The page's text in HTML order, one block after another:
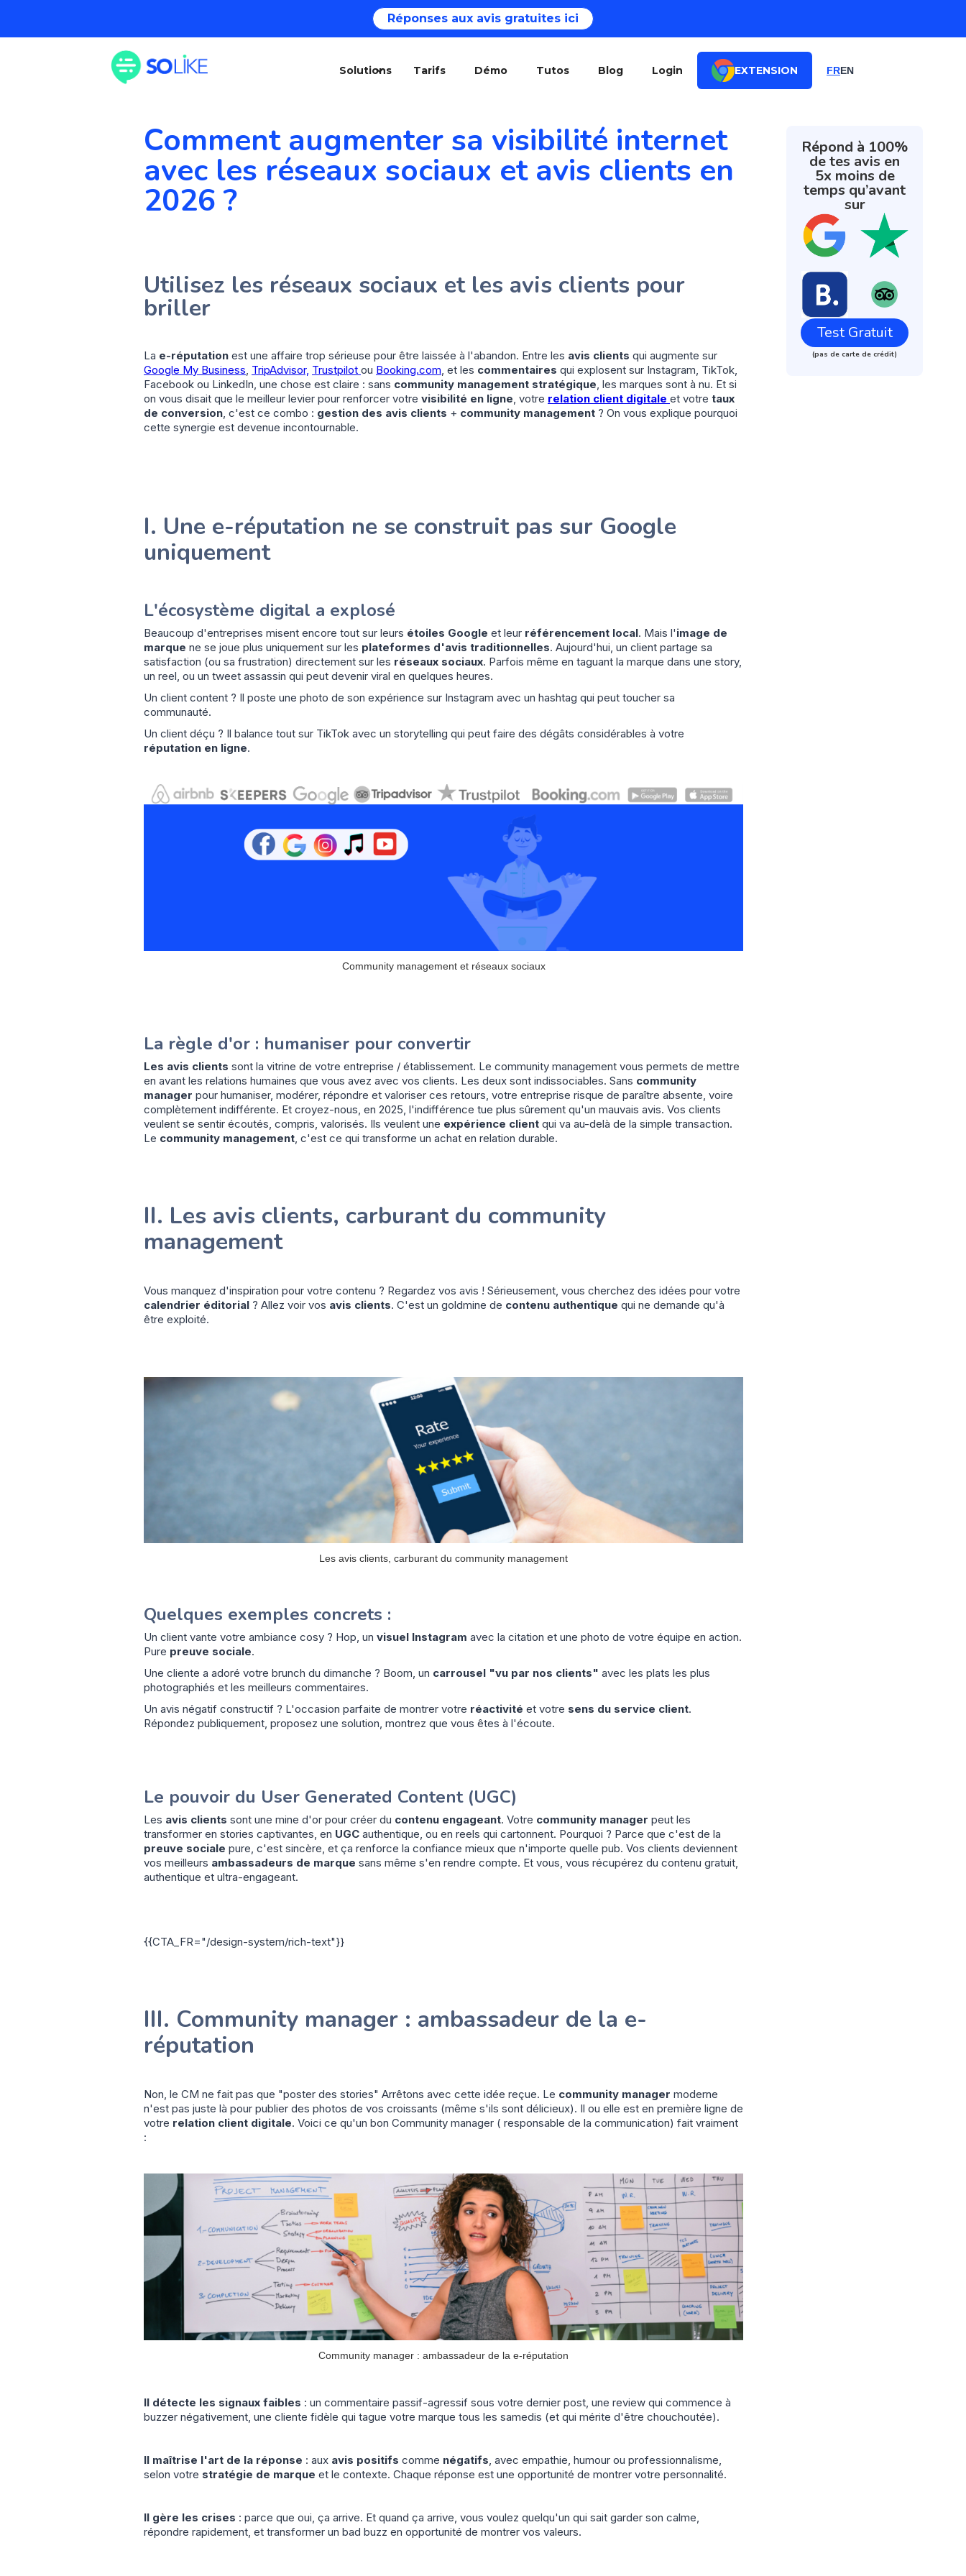
Réponses aux avis gratuites ici
Solutions Tarifs Démo Tutos Blog Login EXTENSION FREN
Comment augmenter sa visibilité internet
avec les réseaux sociaux et avis clients en
2026 ?
Utilisez les réseaux sociaux et les avis clients pour
briller
La e-réputation est une affaire trop sérieuse pour être laissée à l'abandon. Entre les avis clients qui augmente sur
Google My Business, TripAdvisor, Trustpilot ou Booking.com, et les commentaires qui explosent sur Instagram, TikTok,
Facebook ou LinkedIn, une chose est claire : sans community management stratégique, les marques sont à nu. Et si
on vous disait que le meilleur levier pour renforcer votre visibilité en ligne, votre relation client digitale et votre taux
de conversion, c'est ce combo : gestion des avis clients + community management ? On vous explique pourquoi
cette synergie est devenue incontournable.
I. Une e-réputation ne se construit pas sur Google
uniquement
L'écosystème digital a explosé
Beaucoup d'entreprises misent encore tout sur leurs étoiles Google et leur référencement local. Mais l'image de
marque ne se joue plus uniquement sur les plateformes d'avis traditionnelles. Aujourd'hui, un client partage sa
satisfaction (ou sa frustration) directement sur les réseaux sociaux. Parfois même en taguant la marque dans une story,
un reel, ou un tweet assassin qui peut devenir viral en quelques heures.
Un client content ? Il poste une photo de son expérience sur Instagram avec un hashtag qui peut toucher sa
communauté.
Un client déçu ? Il balance tout sur TikTok avec un storytelling qui peut faire des dégâts considérables à votre
réputation en ligne.
Community management et réseaux sociaux
La règle d'or : humaniser pour convertir
Les avis clients sont la vitrine de votre entreprise / établissement. Le community management vous permets de mettre
en avant les relations humaines que vous avez avec vos clients. Les deux sont indissociables. Sans community
manager pour humaniser, modérer, répondre et valoriser ces retours, votre entreprise risque de paraître absente, voire
complètement indifférente. Et croyez-nous, en 2025, l'indifférence tue plus sûrement qu'un mauvais avis. Vos clients
veulent se sentir écoutés, compris, valorisés. Ils veulent une expérience client qui va au-delà de la simple transaction.
Le community management , c'est ce qui transforme un achat en relation durable.
II. Les avis clients, carburant du community
management
Vous manquez d'inspiration pour votre contenu ? Regardez vos avis ! Sérieusement, vous cherchez des idées pour votre
calendrier éditorial ? Allez voir vos avis clients. C'est un goldmine de contenu authentique qui ne demande qu'à
être exploité.
Les avis clients, carburant du community management
Quelques exemples concrets :
Un client vante votre ambiance cosy ? Hop, un visuel Instagram avec la citation et une photo de votre équipe en action.
Pure preuve sociale.
Une cliente a adoré votre brunch du dimanche ? Boom, un carrousel "vu par nos clients" avec les plats les plus
photographiés et les meilleurs commentaires.
Un avis négatif constructif ? L'occasion parfaite de montrer votre réactivité et votre sens du service client.
Répondez publiquement, proposez une solution, montrez que vous êtes à l'écoute.
Le pouvoir du User Generated Content (UGC)
Les avis clients sont une mine d'or pour créer du contenu engageant. Votre community manager peut les
transformer en stories captivantes, en UGC authentique, ou en reels qui cartonnent. Pourquoi ? Parce que c'est de la
preuve sociale pure, c'est sincère, et ça renforce la confiance mieux que n'importe quelle pub. Vos clients deviennent
vos meilleurs ambassadeurs de marque sans même s'en rendre compte. Et vous, vous récupérez du contenu gratuit,
authentique et ultra-engageant.
{{CTA_FR="/design-system/rich-text"}}
III. Community manager : ambassadeur de la e-
réputation
Non, le CM ne fait pas que "poster des stories" Arrêtons avec cette idée reçue. Le community manager moderne
n'est pas juste là pour publier des photos de vos croissants (même s'ils sont délicieux). Il ou elle est en première ligne de
votre relation client digitale. Voici ce qu'un bon Community manager ( responsable de la communication) fait vraiment
:
Community manager : ambassadeur de la e-réputation
Il détecte les signaux faibles : un commentaire passif-agressif sous votre dernier post, une review qui commence à
buzzer négativement, une cliente fidèle qui tague votre marque tous les samedis (et qui mérite d'être chouchoutée).
Il maîtrise l'art de la réponse : aux avis positifs comme négatifs, avec empathie, humour ou professionnalisme,
selon votre stratégie de marque et le contexte. Chaque réponse est une opportunité de montrer votre personnalité.
Il gère les crises : parce que oui, ça arrive. Et quand ça arrive, vous voulez quelqu'un qui sait garder son calme,
répondre rapidement, et transformer un bad buzz en opportunité de montrer vos valeurs.
Répond à 100%
de tes avis en
5x moins de
temps qu’avant
sur
Test Gratuit
(pas de carte de crédit)